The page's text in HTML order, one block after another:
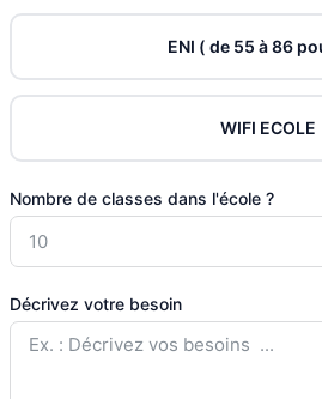
ENI ( de 55 à 86
WIFI ECOLE
Nombre de classes dans l'école ?
Décrivez votre besoin